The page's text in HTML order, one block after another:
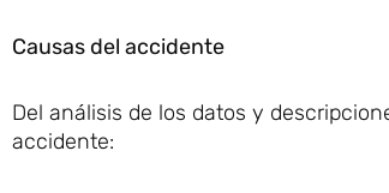
Causas del accidente
Del análisis de los datos y
accidente: